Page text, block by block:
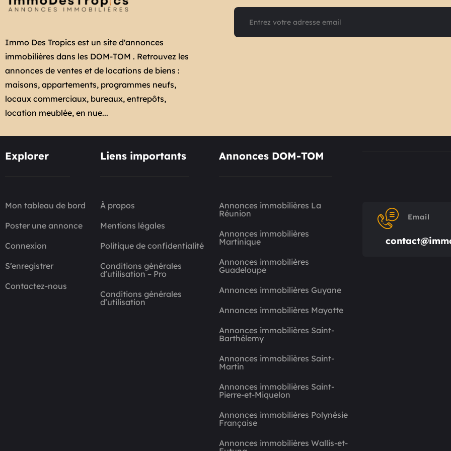
Immo Des Tropics est un site d'annonces
immobilières dans les DOM-TOM . Retrouvez les
annonces de ventes et de locations de biens :
maisons, appartements, programmes neufs,
locaux commerciaux, bureaux, entrepôts,
location meublée, en nue...
Explorer
Mon tableau de bord
Poster une annonce
Connexion
S’enregistrer
Contactez-nous
Liens importants
À propos
Mentions légales
Politique de confidentialité
Conditions générales
d’utilisation – Pro
Conditions générales
d’utilisation
Annonces DOM-TOM
Annonces immobilières La
Réunion
Annonces immobilières
Martinique
Annonces immobilières
Guadeloupe
Annonces immobilières Guyane
Annonces immobilières Mayotte
Annonces immobilières Saint-
Barthélemy
Annonces immobilières Saint-
Martin
Annonces immobilières Saint-
Pierre-et-Miquelon
Annonces immobilières Polynésie
Française
Annonces immobilières Wallis-et-
Email